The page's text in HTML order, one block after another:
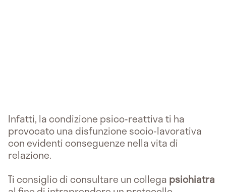
Infatti, la condizione psico-reattiva ti ha
provocato una disfunzione socio-lavorativa
con evidenti conseguenze nella vita di
relazione.
Ti consiglio di consultare un collega psichiatra